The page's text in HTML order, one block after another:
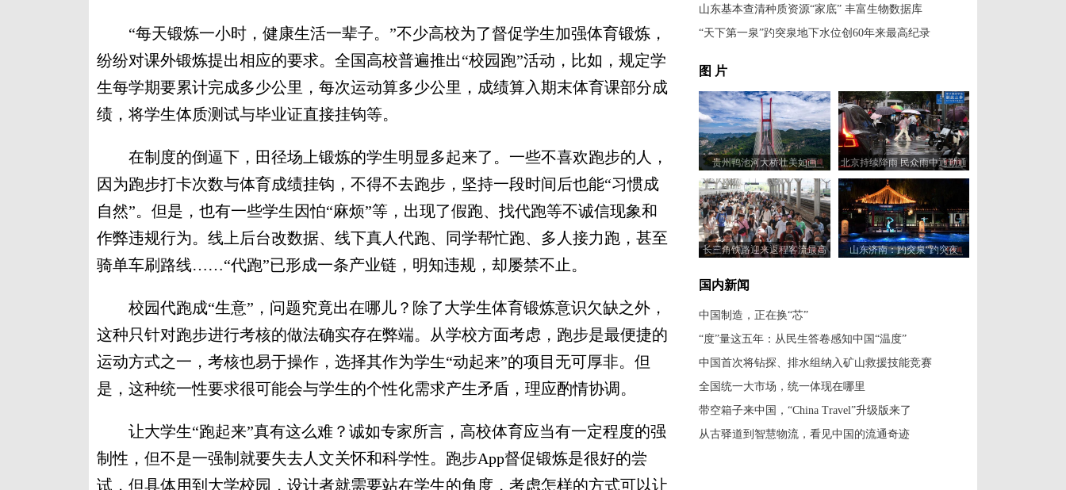
“每天锻炼一小时，健康生活一辈子。”不少高校为了督促学生加强体育锻炼，
纷纷对课外锻炼提出相应的要求。全国高校普遍推出“校园跑”活动，比如，规定学
生每学期要累计完成多少公里，每次运动算多少公里，成绩算入期末体育课部分成
绩，将学生体质测试与毕业证直接挂钩等。
在制度的倒逼下，田径场上锻炼的学生明显多起来了。一些不喜欢跑步的人，
因为跑步打卡次数与体育成绩挂钩，不得不去跑步，坚持一段时间后也能“习惯成
自然”。但是，也有一些学生因怕“麻烦”等，出现了假跑、找代跑等不诚信现象和
作弊违规行为。线上后台改数据、线下真人代跑、同学帮忙跑、多人接力跑，甚至
骑单车刷路线……“代跑”已形成一条产业链，明知违规，却屡禁不止。
校园代跑成“生意”，问题究竟出在哪儿？除了大学生体育锻炼意识欠缺之外，
这种只针对跑步进行考核的做法确实存在弊端。从学校方面考虑，跑步是最便捷的
运动方式之一，考核也易于操作，选择其作为学生“动起来”的项目无可厚非。但
是，这种统一性要求很可能会与学生的个性化需求产生矛盾，理应酌情协调。
让大学生“跑起来”真有这么难？诚如专家所言，高校体育应当有一定程度的强
制性，但不是一强制就要失去人文关怀和科学性。跑步App督促锻炼是很好的尝
试，但具体用到大学校园，设计者就需要站在学生的角度，考虑怎样的方式可以让
山东基本查清种质资源“家底” 丰富生物数据库
“天下第一泉”趵突泉地下水位创60年来最高纪录
图 片
贵州鸭池河大桥壮美如画
北京持续降雨 民众雨中通勤通
学
长三角铁路迎来返程客流最高
山东济南：趵突泉“趵突夜
国内新闻
中国制造，正在换“芯”
“度”量这五年：从民生答卷感知中国“温度”
中国首次将钻探、排水组纳入矿山救援技能竞赛
全国统一大市场，统一体现在哪里
带空箱子来中国，“China Travel”升级版来了
从古驿道到智慧物流，看见中国的流通奇迹